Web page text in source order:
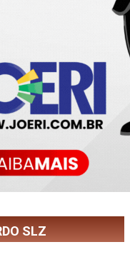
SLZ